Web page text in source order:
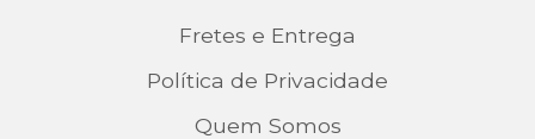
Fretes e Entrega
Política de Privacidade
Quem Somos